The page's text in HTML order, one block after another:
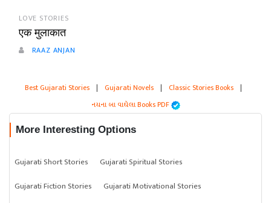
LOVE STORIES
एक मुलाकात
RAAZ ANJAN
Best Gujarati Stories | Gujarati Novels | Classic Stories Books |
નયના બા વાઘેલા Books PDF
More Interesting Options
Gujarati Short Stories
Gujarati Spiritual Stories
Gujarati Fiction Stories
Gujarati Motivational Stories